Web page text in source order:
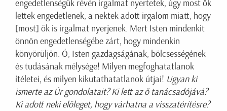
engedetlenségük révén irgalmat nyertetek, úgy most ők
lettek engedetlenek, a nektek adott irgalom miatt, hogy
[most] ők is irgalmat nyerjenek. Mert Isten mindenkit
önnön engedetlenségébe zárt, hogy mindenkin
könyörüljön. Ó, Isten gazdagságának, bölcsességének
és tudásának mélysége! Milyen megfoghatatlanok
ítéletei, és milyen kikutathatatlanok útjai! Ugyan ki
ismerte az Úr gondolatait? Ki lett az ő tanácsadójává?
Ki adott neki előleget, hogy várhatna a visszatérítésre?